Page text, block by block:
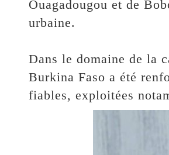
Ouagadougou et de
urbaine.
‎Dans le domaine de la
Burkina Faso a été
fiables, exploitées